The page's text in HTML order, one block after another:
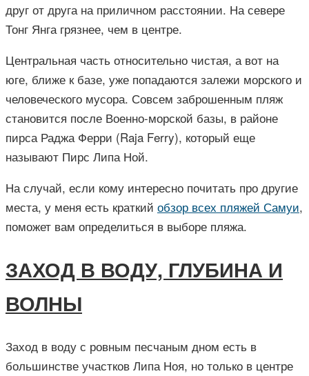
друг от друга на приличном расстоянии. На севере
Тонг Янга грязнее, чем в центре.
Центральная часть относительно чистая, а вот на
юге, ближе к базе, уже попадаются залежи морского и
человеческого мусора. Совсем заброшенным пляж
становится после Военно-морской базы, в районе
пирса Раджа Ферри (Raja Ferry), который еще
называют Пирс Липа Ной.
На случай, если кому интересно почитать про другие
места, у меня есть краткий обзор всех пляжей Самуи,
поможет вам определиться в выборе пляжа.
ЗАХОД В ВОДУ, ГЛУБИНА И
ВОЛНЫ
Заход в воду с ровным песчаным дном есть в
большинстве участков Липа Ноя, но только в центре